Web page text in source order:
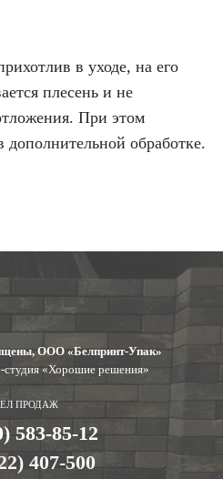
в уходе, на его
плесень и не
При этом
дополнительной обработке.
ООО «Белпринт-Упак»
студия «Хорошие решения»
ПРОДАЖ
583-85-12
407-500